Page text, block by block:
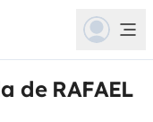
de RAFAEL